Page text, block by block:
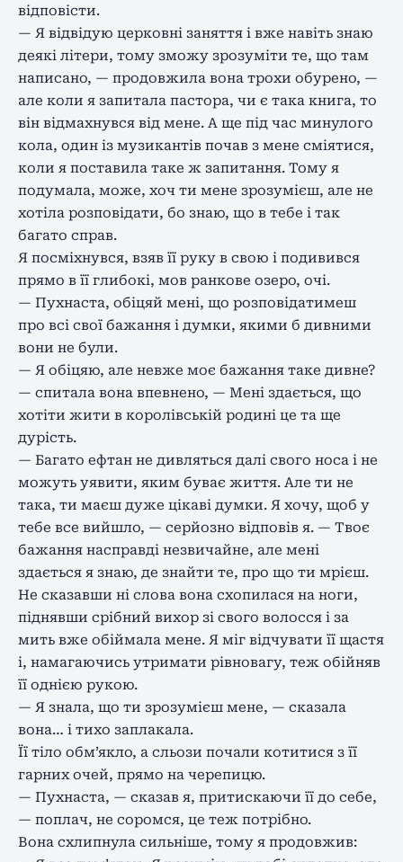
відповісти.
— Я відвідую церковні заняття і вже навіть знаю
деякі літери, тому зможу зрозуміти те, що там
написано, — продовжила вона трохи обурено, —
але коли я запитала пастора, чи є така книга, то
він відмахнувся від мене. А ще під час минулого
кола, один із музикантів почав з мене сміятися,
коли я поставила таке ж запитання. Тому я
подумала, може, хоч ти мене зрозумієш, але не
хотіла розповідати, бо знаю, що в тебе і так
багато справ.
Я посміхнувся, взяв її руку в свою і подивився
прямо в її глибокі, мов ранкове озеро, очі.
— Пухнаста, обіцяй мені, що розповідатимеш
про всі свої бажання і думки, якими б дивними
вони не були.
— Я обіцяю, але невже моє бажання таке дивне?
— спитала вона впевнено, — Мені здається, що
хотіти жити в королівській родині це та ще
дурість.
— Багато ефтан не дивляться далі свого носа і не
можуть уявити, яким буває життя. Але ти не
така, ти маєш дуже цікаві думки. Я хочу, щоб у
тебе все вийшло, — серйозно відповів я. — Твоє
бажання насправді незвичайне, але мені
здається я знаю, де знайти те, про що ти мрієш.
Не сказавши ні слова вона схопилася на ноги,
піднявши срібний вихор зі свого волосся і за
мить вже обіймала мене. Я міг відчувати її щастя
і, намагаючись утримати рівновагу, теж обійняв
її однією рукою.
— Я знала, що ти зрозумієш мене, — сказала
вона… і тихо заплакала.
Її тіло обм’якло, а сльози почали котитися з її
гарних очей, прямо на черепицю.
— Пухнаста, — сказав я, притискаючи її до себе,
— поплач, не соромся, це теж потрібно.
Вона схлипнула сильніше, тому я продовжив: